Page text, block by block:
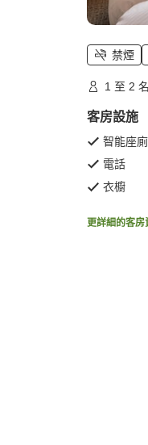
禁煙
1 至 2
客房設施
智能座廁
電話
衣櫥
更詳細的客房